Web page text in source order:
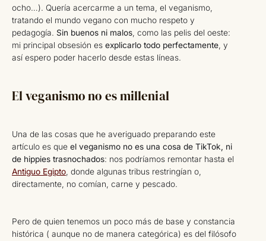
ocho…). Quería acercarme a un tema, el veganismo,
tratando el mundo vegano con mucho respeto y
pedagogía. Sin buenos ni malos , como las pelis del oeste:
mi principal obsesión es explicarlo todo perfectamente , y
así espero poder hacerlo desde estas líneas.
El veganismo no es millenial
Una de las cosas que he averiguado preparando este
artículo es que el veganismo no es una cosa de TikTok, ni
de hippies trasnochados: nos podríamos remontar hasta el
Antiguo Egipto , donde algunas tribus restringían o,
directamente, no comían, carne y pescado.
Pero de quien tenemos un poco más de base y constancia
histórica ( aunque no de manera categórica) es del filósofo